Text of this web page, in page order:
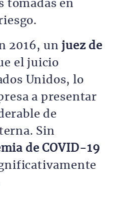
tomadas en
2016, un juez de
el juicio
Unidos, lo
a presentar
de
Sin
de COVID-19